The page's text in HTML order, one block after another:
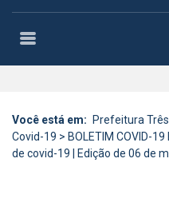
Você está em: Prefeitura
Covid-19 > BOLETIM COVID-
de covid-19 | Edição de 06 de